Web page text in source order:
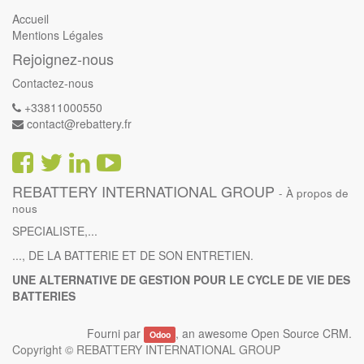
Accueil
Mentions Légales
Rejoignez-nous
Contactez-nous
+33811000550
contact@rebattery.fr
REBATTERY INTERNATIONAL GROUP - À propos de
nous
SPECIALISTE,...
..., DE LA BATTERIE ET DE SON ENTRETIEN.
UNE ALTERNATIVE DE GESTION POUR LE CYCLE DE VIE DES
BATTERIES
Fourni par Odoo , an awesome Open Source CRM.
Copyright © REBATTERY INTERNATIONAL GROUP